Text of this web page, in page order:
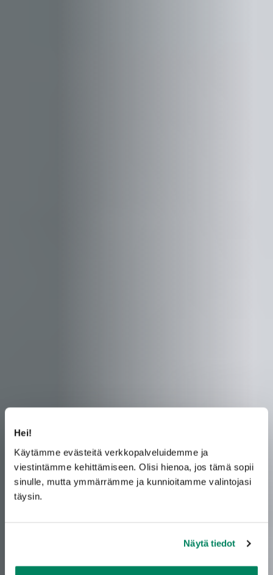
Hei!
Käytämme evästeitä verkkopalveluidemme ja
viestintämme kehittämiseen. Olisi hienoa, jos tämä sopii
sinulle, mutta ymmärrämme ja kunnioitamme valintojasi
täysin.
Näytä tiedot